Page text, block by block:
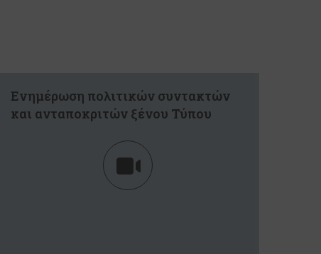
Ενημέρωση πολιτικών συντακτών
και ανταποκριτών ξένου Τύπου